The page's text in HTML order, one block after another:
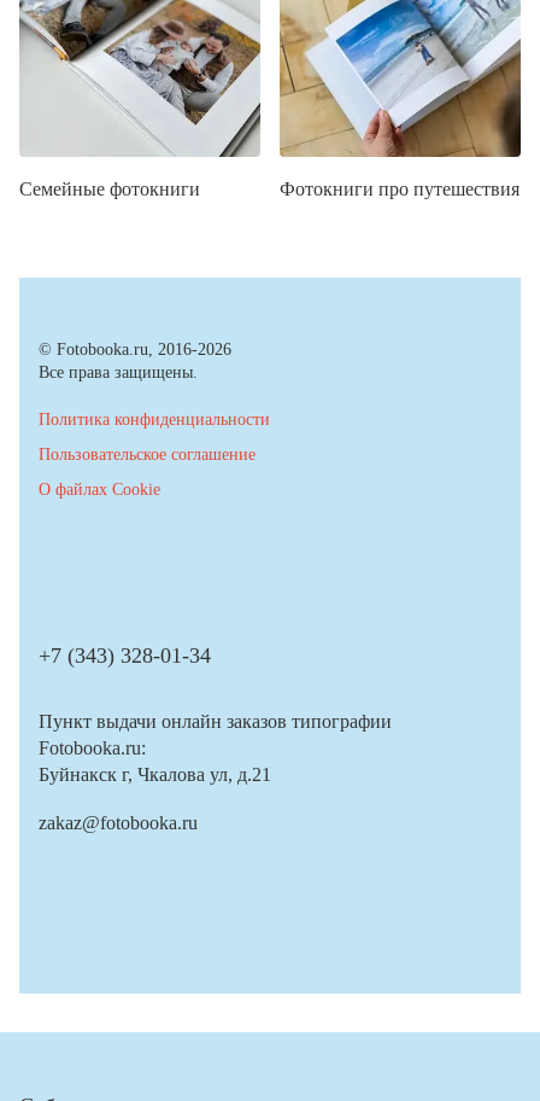
Семейные фотокниги Фотокниги про путешествия
© Fotobooka.ru, 2016-2026
Все права защищены.
Политика конфиденциальности
Пользовательское соглашение
О файлах Cookie
+7 (343) 328-01-34
Пункт выдачи онлайн заказов типографии
Fotobooka.ru:
Буйнакск г, Чкалова ул, д.21
zakaz@fotobooka.ru